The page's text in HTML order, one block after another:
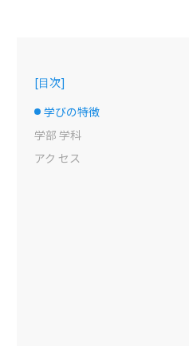
[目次]
選択中のドット
学びの特徴
学部 学科
アク セス